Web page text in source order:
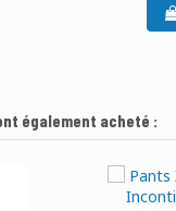
également acheté :